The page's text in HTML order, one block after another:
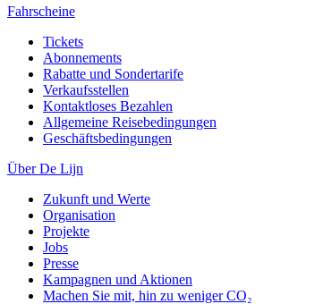
Fahrscheine
Tickets
Abonnements
Rabatte und Sondertarife
Verkaufsstellen
Kontaktloses Bezahlen
Allgemeine Reisebedingungen
Geschäftsbedingungen
Über De Lijn
Zukunft und Werte
Organisation
Projekte
Jobs
Presse
Kampagnen und Aktionen
Machen Sie mit, hin zu weniger CO₂